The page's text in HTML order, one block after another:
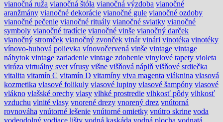
vianočná ruža vianočná štóla vianočná výzdoba vianočné
aranžmány vianočné dekorácie vianočné gule vianočné ozdoby
vianočné pečenie vianočné rituály vianočné sviatky vianočné
symboly vianočné tradície vianočné vinše vianočný darček
vianočný stromček vianočný zvonček vinár vinári vinotéka vinotéky
vínovo-hubová polievka vínovočervená vinše vintage vintage
nábytok vintage zariadenie vintage zdobenie vinylové tapety violeta
viróza virtuálny svet vírusy višne višňová náplň višňové srdiečka
vitalita vitamín C vitamín D vitamíny viva magenta vláknina vlasová
kozmetika vlasové folikuly vlasové lupiny vlasové šampóny vlasové
vlákno vlašské orechy vlasy vlhké prostredie vlhkosť pôdy vlhkosť
vzduchu vlnité vlasy vnorené drezy vnorený drez vnútorná
rovnováha vnútorné lešenie vnútorné omietky vnútro skrine voda
vodeodolný vodiace lišty vodná kaskáda vodná plocha vodnatá